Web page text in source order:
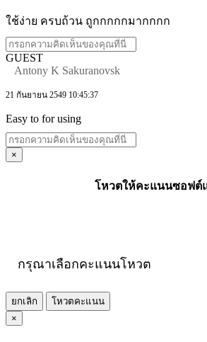
ใช้ง่าย ครบถ้วน ถูกกกกกมากกกก
GUEST
Antony K Sakuranovsk
21 กันยายน 2549 10:45:37
Easy to for using
×
โหวตให้คะแนนซอฟต์
กรุณาเลือกคะแนนโหวต
ยกเลิก
โหวตคะแนน
×